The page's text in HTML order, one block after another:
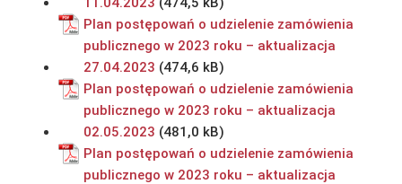
Plan postępowań o udzielenie zamówienia
publicznego w 2023 roku – aktualizacja
27.04.2023
Plan postępowań o udzielenie zamówienia
publicznego w 2023 roku – aktualizacja
02.05.2023
Plan postępowań o udzielenie zamówienia
publicznego w 2023 roku – aktualizacja